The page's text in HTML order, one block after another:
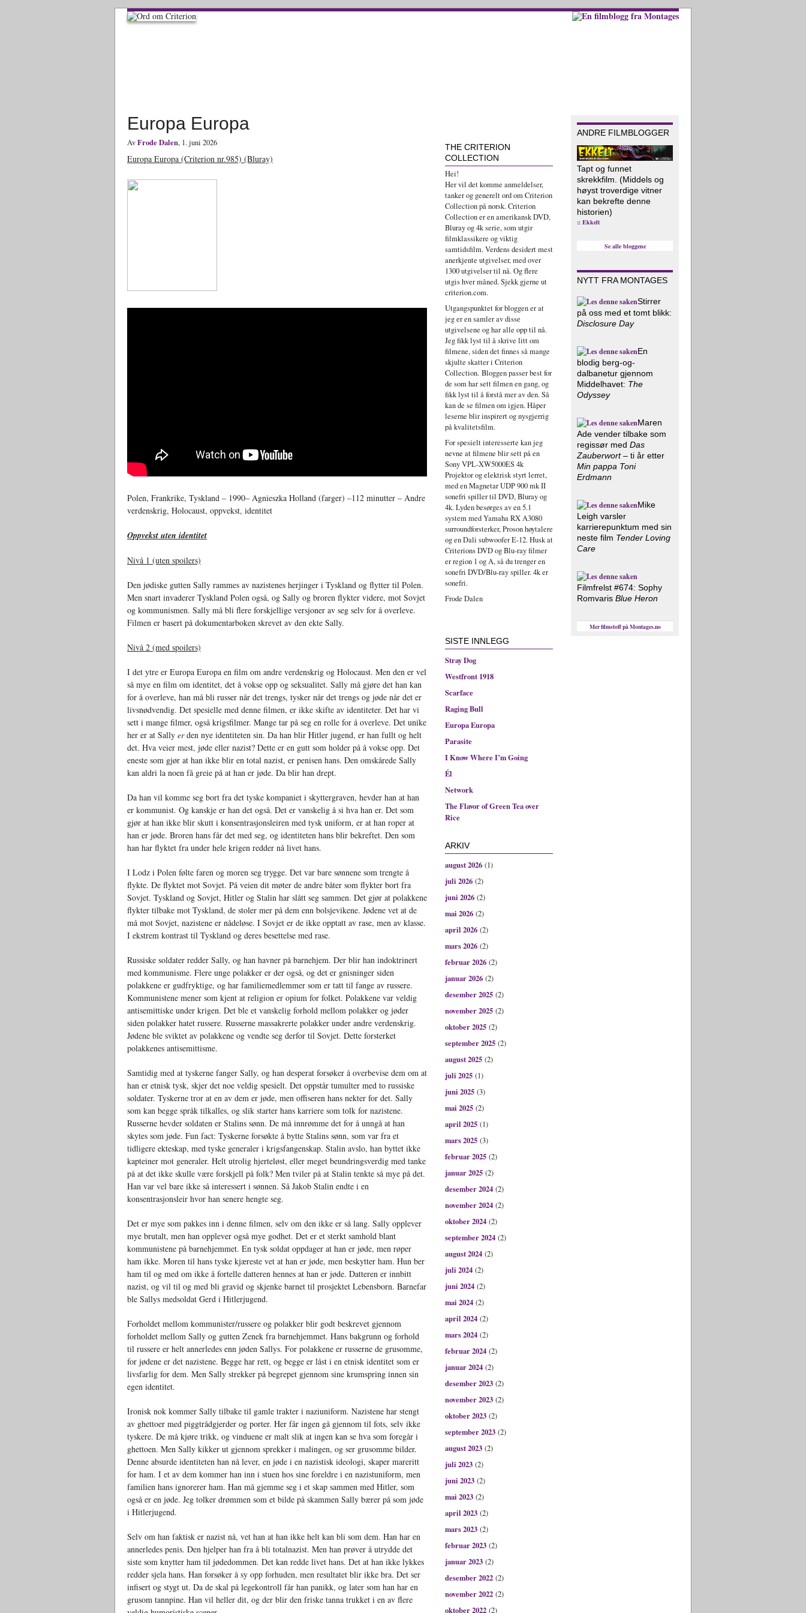
Europa Europa
AvFrode Dalen, 1. juni 2026
Europa Europa (Criterion nr.985) (Bluray)
Polen, Frankrike, Tyskland – 1990– Agnieszka Holland (farger) –112 minutter – Andre
verdenskrig, Holocaust, oppvekst, identitet
Oppvekst uten identitet
Nivå 1 (uten spoilers)
Den jødiske gutten Sally rammes av nazistenes herjinger i Tyskland og flytter til Polen.
Men snart invaderer Tyskland Polen også, og Sally og broren flykter videre, mot Sovjet
og kommunismen. Sally må bli flere forskjellige versjoner av seg selv for å overleve.
Filmen er basert på dokumentarboken skrevet av den ekte Sally.
Nivå 2 (med spoilers)
I det ytre er Europa Europa en film om andre verdenskrig og Holocaust. Men den er vel
så mye en film om identitet, det å vokse opp og seksualitet. Sally må gjøre det han kan
for å overleve, han må bli russer når det trengs, tysker når det trengs og jøde når det er
livsnødvendig. Det spesielle med denne filmen, er ikke skifte av identiteter. Det har vi
sett i mange filmer, også krigsfilmer. Mange tar på seg en rolle for å overleve. Det unike
her er at Sally erden nye identiteten sin. Da han blir Hitler jugend, er han fullt og helt
det. Hva veier mest, jøde eller nazist? Dette er en gutt som holder på å vokse opp. Det
eneste som gjør at han ikke blir en total nazist, er penisen hans. Den omskårede Sally
kan aldri la noen få greie på at han er jøde. Da blir han drept.
Da han vil komme seg bort fra det tyske kompaniet i skyttergraven, hevder han at han
er kommunist. Og kanskje er han det også. Det er vanskelig å si hva han er. Det som
gjør at han ikke blir skutt i konsentrasjonsleiren med tysk uniform, er at han roper at
han er jøde. Broren hans får det med seg, og identiteten hans blir bekreftet. Den som
han har flyktet fra under hele krigen redder nå livet hans.
I Lodz i Polen følte faren og moren seg trygge. Det var bare sønnene som trengte å
flykte. De flyktet mot Sovjet. På veien dit møter de andre båter som flykter bort fra
Sovjet. Tyskland og Sovjet, Hitler og Stalin har slått seg sammen. Det gjør at polakkene
flykter tilbake mot Tyskland, de stoler mer på dem enn bolsjevikene. Jødene vet at de
må mot Sovjet, nazistene er nådeløse. I Sovjet er de ikke opptatt av rase, men av klasse.
I ekstrem kontrast til Tyskland og deres besettelse med rase.
Russiske soldater redder Sally, og han havner på barnehjem. Der blir han indoktrinert
med kommunisme. Flere unge polakker er der også, og det er gnisninger siden
polakkene er gudfryktige, og har familiemedlemmer som er tatt til fange av russere.
Kommunistene mener som kjent at religion er opium for folket. Polakkene var veldig
antisemittiske under krigen. Det ble et vanskelig forhold mellom polakker og jøder
siden polakker hatet russere. Russerne massakrerte polakker under andre verdenskrig.
Jødene ble sviktet av polakkene og vendte seg derfor til Sovjet. Dette forsterket
polakkenes antisemittisme.
Samtidig med at tyskerne fanger Sally, og han desperat forsøker å overbevise dem om at
han er etnisk tysk, skjer det noe veldig spesielt. Det oppstår tumulter med to russiske
soldater. Tyskerne tror at en av dem er jøde, men offiseren hans nekter for det. Sally
som kan begge språk tilkalles, og slik starter hans karriere som tolk for nazistene.
Russerne hevder soldaten er Stalins sønn. De må innrømme det for å unngå at han
skytes som jøde. Fun fact: Tyskerne forsøkte å bytte Stalins sønn, som var fra et
tidligere ekteskap, med tyske generaler i krigsfangenskap. Stalin avslo, han byttet ikke
kapteiner mot generaler. Helt utrolig hjerteløst, eller meget beundringsverdig med tanke
på at det ikke skulle være forskjell på folk? Men tviler på at Stalin tenkte så mye på det.
Han var vel bare ikke så interessert i sønnen. Så Jakob Stalin endte i en
konsentrasjonsleir hvor han senere hengte seg.
Det er mye som pakkes inn i denne filmen, selv om den ikke er så lang. Sally opplever
mye brutalt, men han opplever også mye godhet. Det er et sterkt samhold blant
kommunistene på barnehjemmet. En tysk soldat oppdager at han er jøde, men røper
ham ikke. Moren til hans tyske kjæreste vet at han er jøde, men beskytter ham. Hun ber
ham til og med om ikke å fortelle datteren hennes at han er jøde. Datteren er innbitt
nazist, og vil til og med bli gravid og skjenke barnet til prosjektet Lebensborn. Barnefar
ble Sallys medsoldat Gerd i Hitlerjugend.
Forholdet mellom kommunister/russere og polakker blir godt beskrevet gjennom
forholdet mellom Sally og gutten Zenek fra barnehjemmet. Hans bakgrunn og forhold
til russere er helt annerledes enn jøden Sallys. For polakkene er russerne de grusomme,
for jødene er det nazistene. Begge har rett, og begge er låst i en etnisk identitet som er
livsfarlig for dem. Men Sally strekker på begrepet gjennom sine krumspring innen sin
egen identitet.
Ironisk nok kommer Sally tilbake til gamle trakter i naziuniform. Nazistene har stengt
av ghettoer med piggtrådgjerder og porter. Her får ingen gå gjennom til fots, selv ikke
tyskere. De må kjøre trikk, og vinduene er malt slik at ingen kan se hva som foregår i
ghettoen. Men Sally kikker ut gjennom sprekker i malingen, og ser grusomme bilder.
Denne absurde identiteten han nå lever, en jøde i en nazistisk ideologi, skaper mareritt
for ham. I et av dem kommer han inn i stuen hos sine foreldre i en nazistuniform, men
familien hans ignorerer ham. Han må gjemme seg i et skap sammen med Hitler, som
også er en jøde. Jeg tolker drømmen som et bilde på skammen Sally bærer på som jøde
i Hitlerjugend.
Selv om han faktisk er nazist nå, vet han at han ikke helt kan bli som dem. Han har en
annerledes penis. Den hjelper han fra å bli totalnazist. Men han prøver å utrydde det
siste som knytter ham til jødedommen. Det kan redde livet hans. Det at han ikke lykkes
redder sjela hans. Han forsøker å sy opp forhuden, men resultatet blir ikke bra. Det ser
infisert og stygt ut. Da de skal på legekontroll får han panikk, og later som han har en
grusom tannpine. Han vil heller dit, og der blir den friske tanna trukket i en av flere
THE CRITERION
COLLECTION
Hei!
Her vil det komme anmeldelser,
tanker og generelt ord om Criterion
Collection på norsk. Criterion
Collection er en amerikansk DVD,
Bluray og 4k serie, som utgir
filmklassikere og viktig
samtidsfilm. Verdens desidert mest
anerkjente utgivelser, med over
1300 utgivelser til nå. Og flere
utgis hver måned. Sjekk gjerne ut
criterion.com.
Utgangspunktet for bloggen er at
jeg er en samler av disse
utgivelsene og har alle opp til nå.
Jeg fikk lyst til å skrive litt om
filmene, siden det finnes så mange
skjulte skatter i Criterion
Collection. Bloggen passer best for
de som har sett filmen en gang, og
fikk lyst til å forstå mer av den. Så
kan de se filmen om igjen. Håper
leserne blir inspirert og nysgjerrig
på kvalitetsfilm.
For spesielt interesserte kan jeg
nevne at filmene blir sett på en
Sony VPL-XW5000ES 4k
Projektor og elektrisk styrt lerret,
med en Magnetar UDP 900 mk II
sonefri spiller til DVD, Bluray og
4k. Lyden besørges av en 5.1
system med Yamaha RX A3080
surroundforsterker, Proson høytalere
og en Dali subwoofer E-12. Husk at
Criterions DVD og Blu-ray filmer
er region 1 og A, så du trenger en
sonefri DVD/Blu-ray spiller. 4k er
sonefri.
Frode Dalen
SISTE INNLEGG
Stray Dog
Westfront 1918
Scarface
Raging Bull
Europa Europa
Parasite
I Know Where I’m Going
Él
Network
The Flavor of Green Tea over
Rice
ARKIV
august 2026 (1)
juli 2026 (2)
juni 2026 (2)
mai 2026 (2)
april 2026 (2)
mars 2026 (2)
februar 2026 (2)
januar 2026 (2)
desember 2025 (2)
november 2025 (2)
oktober 2025 (2)
september 2025 (2)
august 2025 (2)
juli 2025 (1)
juni 2025 (3)
mai 2025 (2)
april 2025 (1)
mars 2025 (3)
februar 2025 (2)
januar 2025 (2)
desember 2024 (2)
november 2024 (2)
oktober 2024 (2)
september 2024 (2)
august 2024 (2)
juli 2024 (2)
juni 2024 (2)
mai 2024 (2)
april 2024 (2)
mars 2024 (2)
februar 2024 (2)
januar 2024 (2)
desember 2023 (2)
november 2023 (2)
oktober 2023 (2)
september 2023 (2)
august 2023 (2)
juli 2023 (2)
juni 2023 (2)
mai 2023 (2)
april 2023 (2)
mars 2023 (2)
februar 2023 (2)
januar 2023 (2)
desember 2022 (2)
november 2022 (2)
oktober 2022 (2)
ANDRE FILMBLOGGER
Tapt og funnet
skrekkfilm. (Middels og
høyst troverdige vitner
kan bekrefte denne
historien)
:: Ekkelt
Se alle bloggene
NYTT FRA MONTAGES
Stirrer
på oss med et tomt blikk:
Disclosure Day
En
blodig berg-og-
dalbanetur gjennom
Middelhavet: The
Odyssey
Maren
Ade vender tilbake som
regissør med Das
Zauberwort– ti år etter
Min pappa Toni
Erdmann
Mike
Leigh varsler
karrierepunktum med sin
neste film Tender Loving
Care
Filmfrelst #674: Sophy
Romvaris Blue Heron
Mer filmstoff på Montages.no